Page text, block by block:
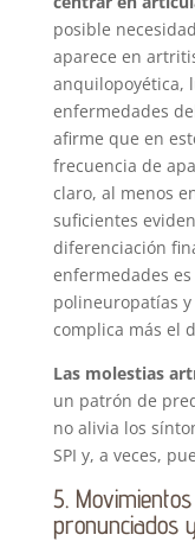
posible
aparece en
anquilopoyética,
enfermedades
afirme que en
frecuencia de
claro, al menos
suficientes
diferenciación
enfermedades
polineuropatías
complica más el
Las molestias
un patrón de
no alivia los
SPI y, a veces,
5.
pronunciados